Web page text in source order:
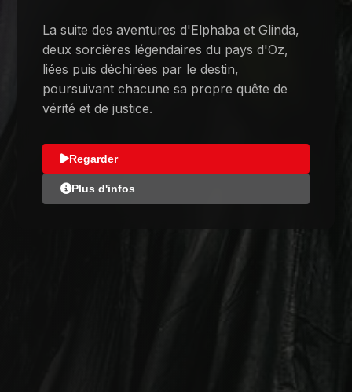
La suite des aventures d'Elphaba et Glinda,
deux sorcières légendaires du pays d'Oz,
liées puis déchirées par le destin,
poursuivant chacune sa propre quête de
vérité et de justice.
Regarder
Plus d'infos